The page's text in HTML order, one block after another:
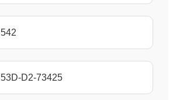
542
53D-D2-73425